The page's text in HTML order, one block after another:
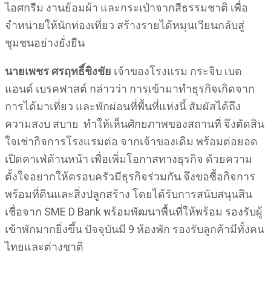
ไอศกรีม งานย้อมผ้า และกระเป๋าจากสีธรรมชาติ เพื่อ
จำหน่ายให้นักท่องเที่ยว สร้างรายได้หมุนเวียนกลับสู่
ชุมชนอย่างยั่งยืน
นายเพชร ศรฤทธิ์ชิงชัย เจ้าของโรงแรม กระจิบ เบด
แอนด์ เบรคฟาสต์ กล่าวว่า การเข้ามาทำธุรกิจเกิดจาก
การได้มาเที่ยว และพักผ่อนที่พื้นที่แห่งนี้ สัมผัสได้ถึง
ความสงบ สบาย ทำให้เห็นศักยภาพของสถานที่ จึงตัดสิน
ใจเช่ากิจการโรงแรมต่อ จากเจ้าของเดิม พร้อมต่อยอด
เปิดคาเฟ่ด้านหน้า เพื่อเพิ่มโอกาสทางธุรกิจ ด้วยความ
ตั้งใจอยากให้ครอบครัวมีธุรกิจร่วมกัน จึงขอซื้อกิจการ
พร้อมที่ดินและสิ่งปลูกสร้าง โดยได้รับการสนับสนุนสิน
เชื่อจาก SME D Bank พร้อมพัฒนาพื้นที่ให้พร้อม รองรับผู้
เข้าพักมากยิ่งขึ้น ปัจจุบันมี 9 ห้องพัก รองรับลูกค้ามีทั้งคน
ไทยและต่างชาติ